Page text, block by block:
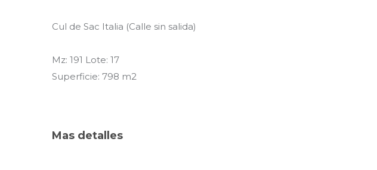
Cul de Sac Italia (Calle sin salida)
Mz: 191 Lote: 17
Superficie: 798 m2
Mas detalles